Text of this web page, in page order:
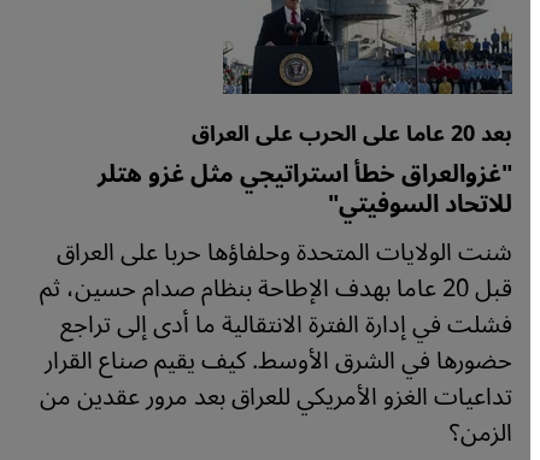
بعد 20 عاما على الحرب على العراق
"غزوالعراق خطأ استراتيجي مثل غزو هتلر
للاتحاد السوفيتي"
شنت الولايات المتحدة وحلفاؤها حربا على العراق
قبل 20 عاما بهدف الإطاحة بنظام صدام حسين، ثم
فشلت في إدارة الفترة الانتقالية ما أدى إلى تراجع
حضورها في الشرق الأوسط. كيف يقيم صناع القرار
تداعيات الغزو الأمريكي للعراق بعد مرور عقدين من
الزمن؟